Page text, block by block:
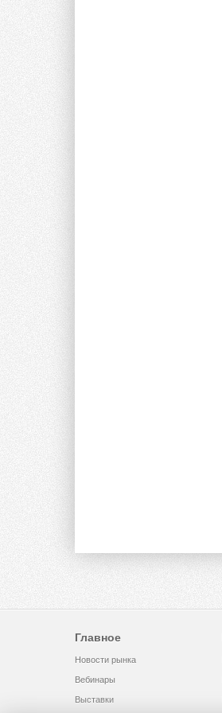
Главное
Новости рынка
Вебинары
Выставки